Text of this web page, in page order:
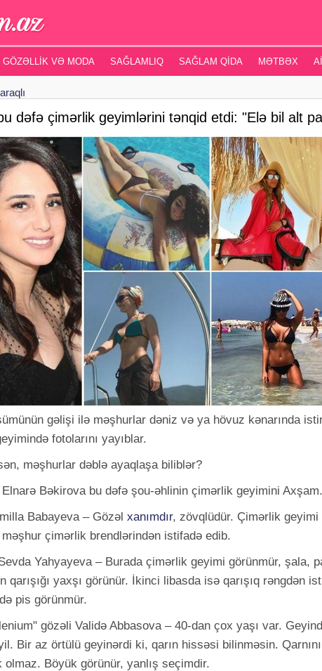
GÖZƏLLIK VƏ MODA SAĞLAMLIQ SAĞLAM QIDA MƏTBƏX
dəfə çimərlik geyimlərini tənqid etdi: "Elə bil alt
gəlişi ilə məşhurlar dəniz və ya hövuz kənarında
fotolarını yayıblar.
məşhurlar dəblə ayaqlaşa biliblər?
Bəkirova bu dəfə şou-əhlinin çimərlik geyimini
Babayeva – Gözəl xanımdır, zövqlüdür. Çimərlik geyimi
çimərlik brendlərindən istifadə edib.
Yahyayeva – Burada çimərlik geyimi görünmür, şala,
qarışığı yaxşı görünür. İkinci libasda isə qarışıq rəngdən
pis görünmür.
gözəli Validə Abbasova – 40-dan çox yaşı var.
Bir az örtülü geyinərdi ki, qarın hissəsi bilinməsin.
olmaz. Böyük görünür, yanlış seçimdir.